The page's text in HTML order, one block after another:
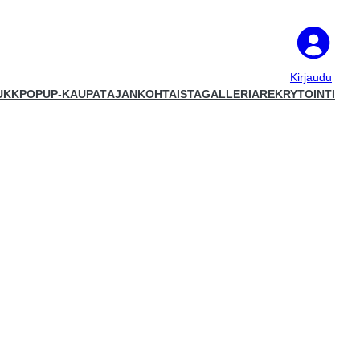
Kirjaudu
POPUP-KAUPATAJANKOHTAISTAGALLERIAREKRYTOINTI